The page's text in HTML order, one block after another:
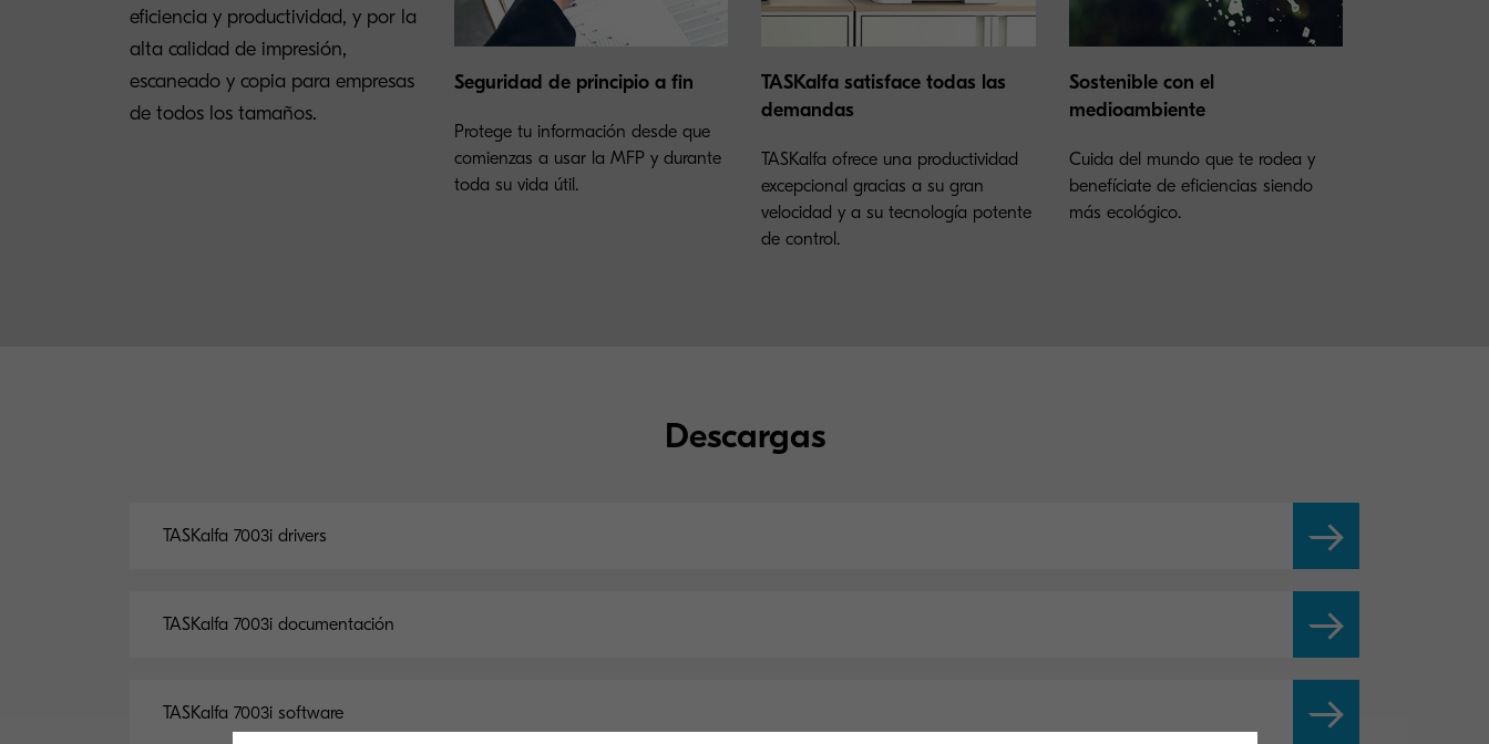
eficiencia y productividad, y por la
alta calidad de impresión,
escaneado y copia para empresas
de todos los tamaños.
Seguridad de principio a fin
Protege tu información desde que
comienzas a usar la MFP y durante
toda su vida útil.
TASKalfa satisface todas las
demandas
TASKalfa ofrece una productividad
excepcional gracias a su gran
velocidad y a su tecnología potente
de control.
Sostenible con el
medioambiente
Cuida del mundo que te rodea y
benefíciate de eficiencias siendo
más ecológico.
Descargas
TASKalfa 7003i drivers
TASKalfa 7003i documentación
TASKalfa 7003i software